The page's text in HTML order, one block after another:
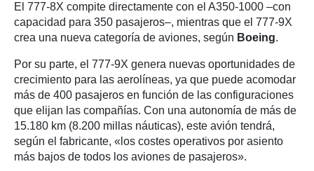
El 777-8X compite directamente con el A350-1000 –con
capacidad para 350 pasajeros–, mientras que el 777-9X
crea una nueva categoría de aviones, según Boeing.
Por su parte, el 777-9X genera nuevas oportunidades de
crecimiento para las aerolíneas, ya que puede acomodar
más de 400 pasajeros en función de las configuraciones
que elijan las compañías. Con una autonomía de más de
15.180 km (8.200 millas náuticas), este avión tendrá,
según el fabricante, «los costes operativos por asiento
más bajos de todos los aviones de pasajeros».